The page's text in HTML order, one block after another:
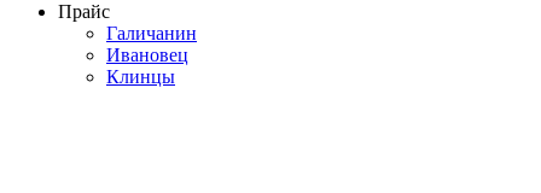
Прайс
Галичанин
Ивановец
Клинцы